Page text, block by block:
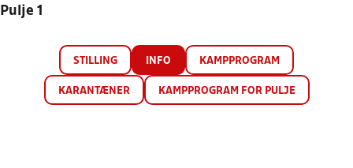
Pulje 1
STILLING INFO KAMPPROGRAM
KARANTÆNER KAMPPROGRAM FOR PULJE